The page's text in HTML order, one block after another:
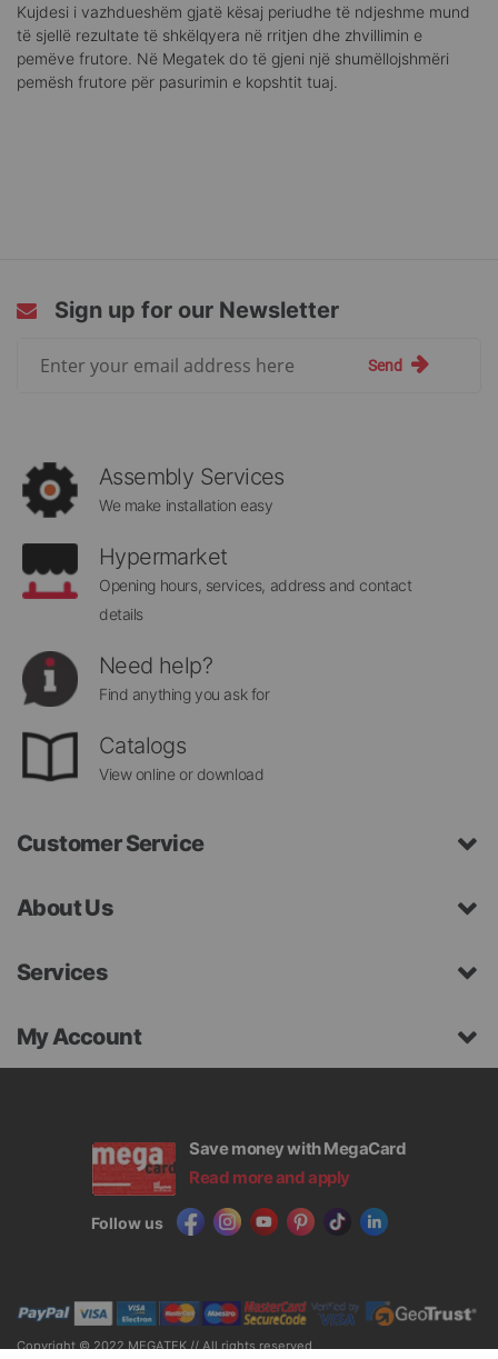
Kujdesi i vazhdueshëm gjatë kësaj periudhe të ndjeshme mund
të sjellë rezultate të shkëlqyera në rritjen dhe zhvillimin e
pemëve frutore. Në Megatek do të gjeni një shumëllojshmëri
pemësh frutore për pasurimin e kopshtit tuaj.
Sign up for our Newsletter
Send
Assembly Services
We make installation easy
Hypermarket
Opening hours, services, address and contact
details
Need help?
Find anything you ask for
Catalogs
View online or download
Customer Service
About Us
Services
My Account
Save money with MegaCard
Read more and apply
Follow us
Copyright © 2022 MEGATEK // All rights reserved